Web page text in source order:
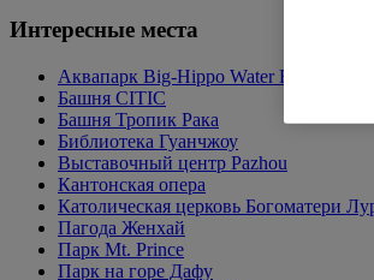
Интересные места
Аквапарк Big-Hippo Water Fairland
Башня CITIC
Башня Тропик Рака
Библиотека Гуанчжоу
Выставочный центр Pazhou
Кантонская опера
Католическая церковь Богоматери
Пагода Женхай
Парк Mt. Prince
Парк на горе Дафу